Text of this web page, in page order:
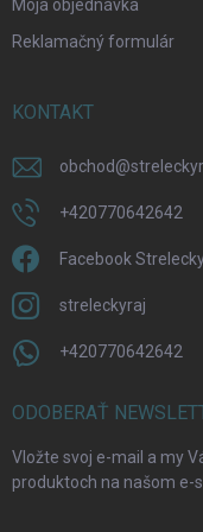
Moja objednávka
Reklamačný formulár
KONTAKT
obchod@
+420770642642
Facebook
streleckyraj
+420770642642
ODOBERAŤ
Vložte svoj e-mail a my
produktoch na našom e-